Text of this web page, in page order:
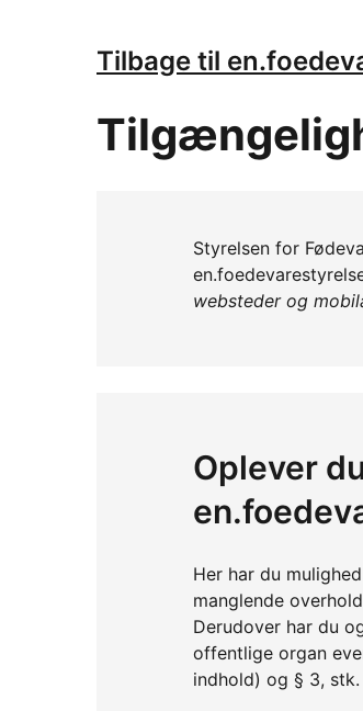
Tilbage til
Styrelsen for
websteder og
Oplever
Her har du
manglende
Derudover har du
offentlige organ
indhold) og § 3,